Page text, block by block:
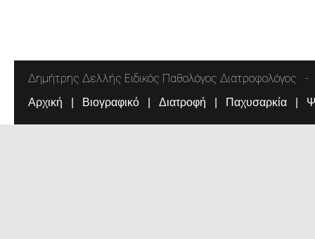
Δημήτρης Δελλής Ειδικός Παθολόγος Διατροφολόγος
Αρχική Βιογραφικό Διατροφή Παχυσαρκία